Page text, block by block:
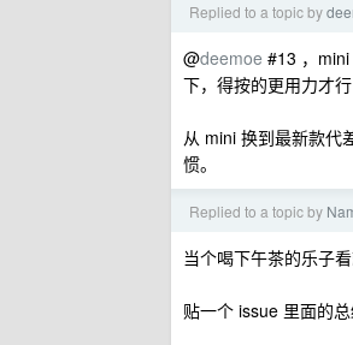
Replied to a topic by
@deemoe #13 ，
下，得按的更用力才行
从 mini 换到最新款代
惯。
Replied to a topic by
当个喝下午茶的乐子
贴一个 issue 里面的